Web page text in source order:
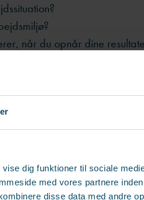
dig funktioner til sociale
med vores partnere
disse data med andre
når du opnår dine
fra lederens side, oplever